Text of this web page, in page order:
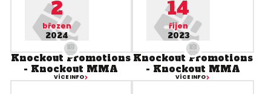
2
březen
2024
Knockout Promotions
- Knockout MMA
VÍCE INFO
14
říjen
2023
Knockout Promotions
- Knockout MMA
VÍCE INFO